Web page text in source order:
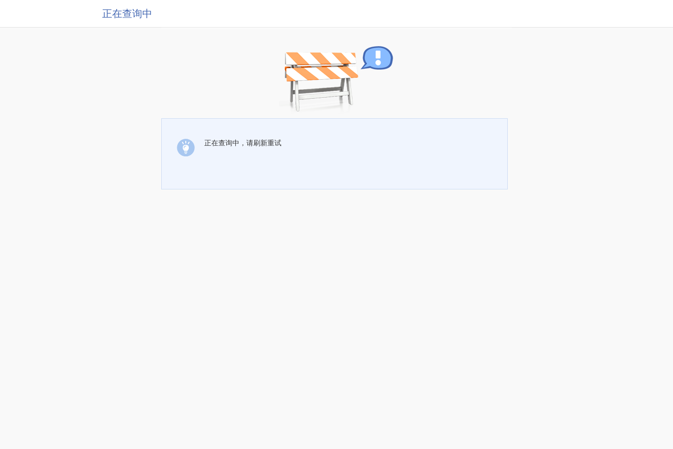
正在查询中
正在查询中，请刷新重试